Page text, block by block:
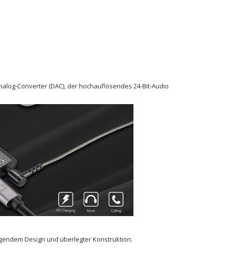
Converter (DAC), der hochauflösendes 24-Bit-Audio
Design und überlegter Konstruktion.